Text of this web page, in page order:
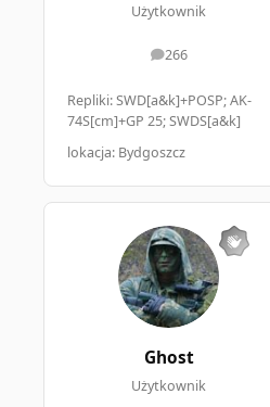
Użytkownik
266
odpowiedzi
Repliki: SWD[a&k]+POSP; AK-
74S[cm]+GP 25; SWDS[a&k]
lokacja: Bydgoszcz
Ghost
Użytkownik